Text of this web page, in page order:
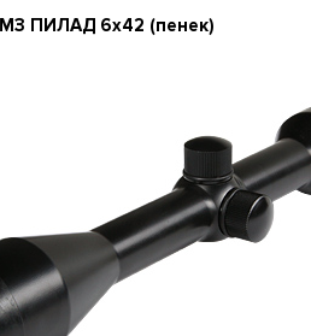
ПИЛАД 6х42 (пенек)